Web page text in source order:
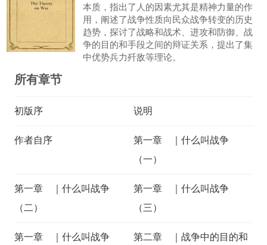
本质，指出了人的因素尤其是精神力量的作
用，阐述了战争性质向民众战争转变的历史
趋势，探讨了战略和战术、进攻和防御、战
争的目的和手段之间的辩证关系，提出了集
中优势兵力歼敌等理论。
所有章节
初版序 说明
作者自序
第一章 ｜什么叫战争
（一）
第一章 ｜什么叫战争
（二）
第一章 ｜什么叫战争
（三）
第一章 ｜什么叫战争
第二章 ｜战争中的目的和